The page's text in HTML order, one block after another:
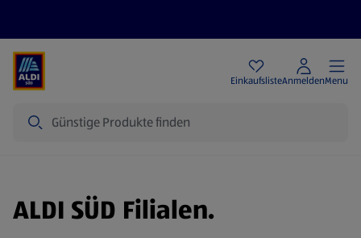
EinkaufslisteAnmeldenMenu
ALDI SÜD Filialen.